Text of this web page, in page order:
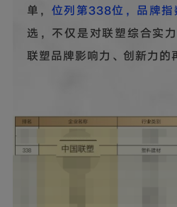
单， 位列第338位，品牌
选，不仅是对联塑综合实
联塑品牌影响力、创新力的